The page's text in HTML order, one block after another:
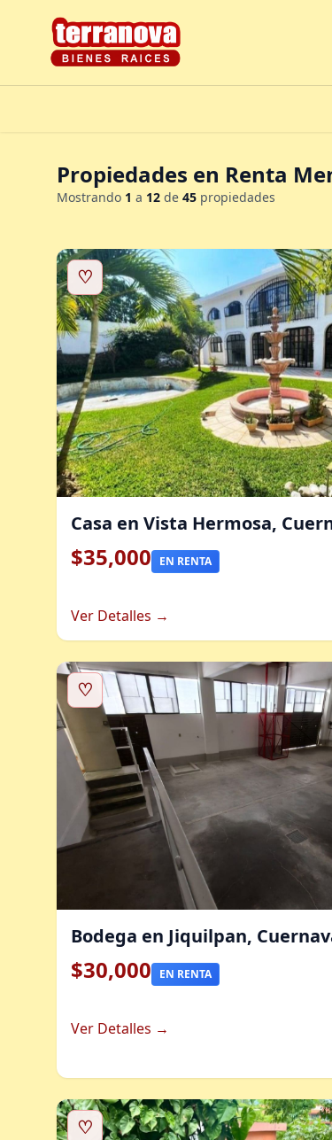
Propiedades en Renta
Mostrando 1 a 12 de 45 propiedades
♡
Casa en Vista Hermosa,
$35,000 EN RENTA
Ver Detalles →
♡
Bodega en Jiquilpan,
$30,000 EN RENTA
Ver Detalles →
♡